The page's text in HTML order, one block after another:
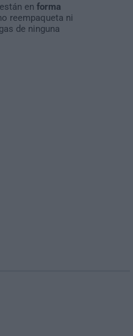
en forma
reempaqueta ni
de ninguna